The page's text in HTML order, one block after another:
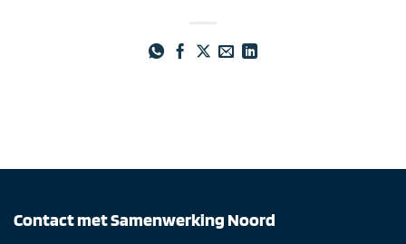
Contact met Samenwerking Noord